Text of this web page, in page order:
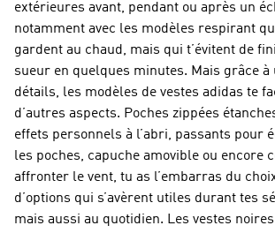
extérieures avant, pendant ou après un
notamment avec les modèles respirant
gardent au chaud, mais qui t’évitent de
sueur en quelques minutes. Mais grâce
détails, les modèles de vestes adidas te
d’autres aspects. Poches zippées
effets personnels à l’abri, passants pour
les poches, capuche amovible ou encore
affronter le vent, tu as l’embarras du
d’options qui s’avèrent utiles durant tes
mais aussi au quotidien. Les vestes